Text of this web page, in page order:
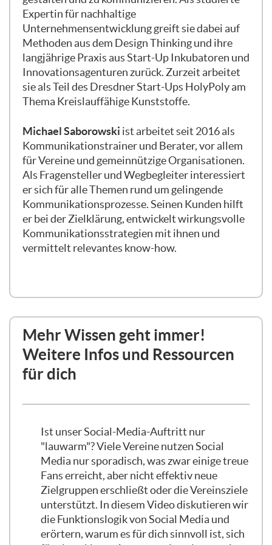
es ermöglicht euch auch, einen
Spezialisten oder eine Spezialistin mit
einzubinden, die Stück für Stück auch euer
Publikum kennenlernt und die Inhalte
daran anpassen kann. Immerhin gibt es
etwa 20–22 %, wo niemand so richtig
zuständig ist. Da denke ich an eine
chaotische Situation, wo vielleicht die
Öffentlichkeitsarbeit eher ein Muss ist als
Spaß oder etwas, was man nicht so viel mit
Freude angeht, wo quasi so eine heiße
Kartoffel, die immer jemand anderer in der
Hand hat. Vielleicht wird euch auch dieses
Webinar ein bisschen die Angst davon
wegnehmen, und jemand wird sich auch
langfristig committen, die
Öffentlichkeitsarbeit zu gestalten. Danke
Kommunikationsplan habt und, wenn ja,
dann ob ihr diesen verfolgt.
Ich schalte mich mal aus dem Off dazu —
hier noch mal die von der Moderation: Es
Antworten vorzulesen, weil es auf der
Deswegen: Die Frage war „Verfolgt ihr
einen Kommunikationsplan?“, und
Antwort A wäre „Ja“, Antwort B „Nicht
wirklich“ und Antwort C „Wir haben
keinen erstellt“. Und ich halte mich wieder
raus.
Expertin für nachhaltige
Unternehmensentwicklung greift sie dabei auf
Methoden aus dem Design Thinking und ihre
langjährige Praxis aus Start-Up Inkubatoren und
Innovationsagenturen zurück. Zurzeit arbeitet
sie als Teil des Dresdner Start-Ups HolyPoly am
Thema Kreislauffähige Kunststoffe.
Michael Saborowski ist arbeitet seit 2016 als
Kommunikationstrainer und Berater, vor allem
für Vereine und gemeinnützige Organisationen.
Als Fragensteller und Wegbegleiter interessiert
er sich für alle Themen rund um gelingende
Kommunikationsprozesse. Seinen Kunden hilft
er bei der Zielklärung, entwickelt wirkungsvolle
Kommunikationsstrategien mit ihnen und
vermittelt relevantes know-how.
Mehr Wissen geht immer!
Weitere Infos und Ressourcen
für dich
Ist unser Social-Media-Auftritt nur
"lauwarm"? Viele Vereine nutzen Social
Media nur sporadisch, was zwar einige treue
Fans erreicht, aber nicht effektiv neue
Zielgruppen erschließt oder die Vereinsziele
unterstützt. In diesem Video diskutieren wir
die Funktionslogik von Social Media und
erörtern, warum es für dich sinnvoll ist, sich